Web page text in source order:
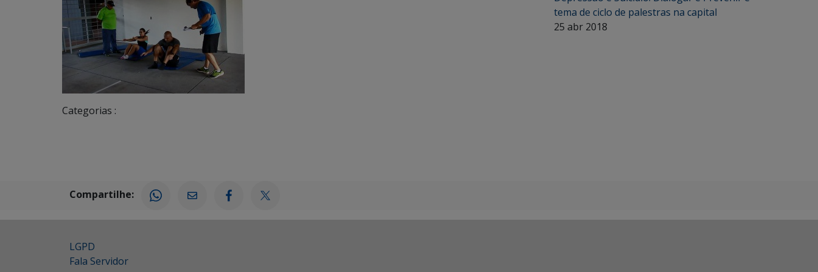
Categorias :
tema de ciclo de palestras na capital
25 abr 2018
Compartilhe:
LGPD
Fala Servidor